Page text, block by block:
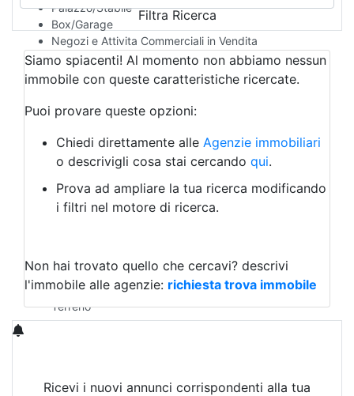
Palazzo/Stabile
Box/Garage
Negozi e Attivita Commerciali in Vendita
Qualsiasi
Attività/Licenza Commerciale
Azienda Agricola
Bar/Ristorante
Albergo
Laboratorio Artigianale
Negozio/locale commerciale
Agriturismo
Magazzini
Qualsiasi
Terreno edificabile
Terreno
Filtra Ricerca
Siamo spiacenti! Al momento non abbiamo nessun
immobile con queste caratteristiche ricercate.
Puoi provare queste opzioni:
Chiedi direttamente alle Agenzie immobiliari
o descrivigli cosa stai cercando qui.
Prova ad ampliare la tua ricerca modificando
i filtri nel motore di ricerca.
Non hai trovato quello che cercavi? descrivi
l'immobile alle agenzie: richiesta trova immobile
Ricevi i nuovi annunci corrispondenti alla tua